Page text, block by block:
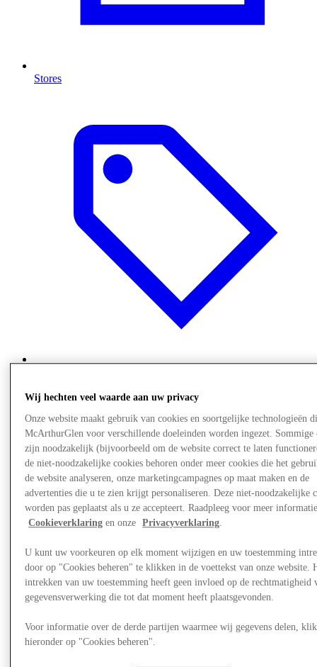
Stores
Wij hechten veel waarde aan uw privacy
Onze website maakt gebruik van cookies en soortgelijke technologieën
McArthurGlen voor verschillende doeleinden worden ingezet. Sommige
zijn noodzakelijk (bijvoorbeeld om de website correct te laten
de niet-noodzakelijke cookies behoren onder meer cookies die het
de website analyseren, onze marketingcampagnes op maat maken en de
advertenties die u te zien krijgt personaliseren. Deze niet-noodzakelijke
worden pas geplaatst als u ze accepteert. Raadpleeg voor meer
Cookieverklaring en onze Privacyverklaring.
U kunt uw voorkeuren op elk moment wijzigen en uw toestemming
door op "Cookies beheren" te klikken in de voettekst van onze website.
intrekken van uw toestemming heeft geen invloed op de rechtmatigheid
gegevensverwerking die tot dat moment heeft plaatsgevonden.
Voor informatie over de derde partijen waarmee wij gegevens delen,
hieronder op "Cookies beheren".